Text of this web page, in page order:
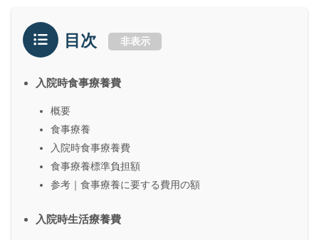
目次 非表示
入院時食事療養費
概要
食事療養
入院時食事療養費
食事療養標準負担額
参考｜食事療養に要する費用の額
入院時生活療養費